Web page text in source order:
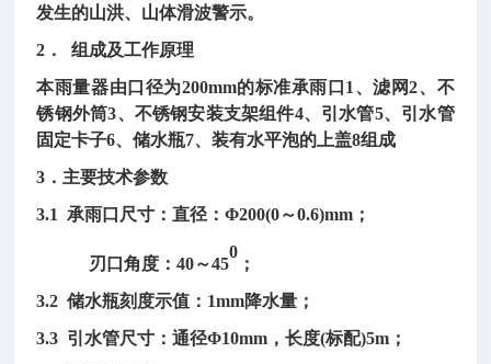
发生的山洪、山体滑波警示。
2． 组成及工作原理
本雨量器由口径为200mm的标准承雨口1、滤网2、不
锈钢外筒3、不锈钢安装支架组件4、引水管5、引水管
固定卡子6、储水瓶7、装有水平泡的上盖8组成
3．主要技术参数
3.1 承雨口尺寸：直径：Φ200(0～0.6)mm；
刃口角度：40～45
0
；
3.2 储水瓶刻度示值：1mm降水量；
3.3 引水管尺寸：通径Φ10mm，长度(标配)5m；